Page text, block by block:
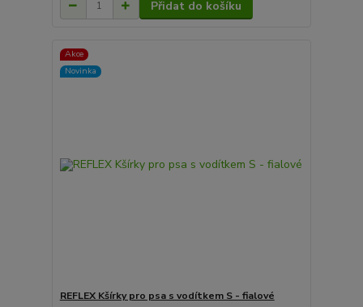
Přidat do košíku
Akce
Novinka
REFLEX Kšírky pro psa s vodítkem S - fialové